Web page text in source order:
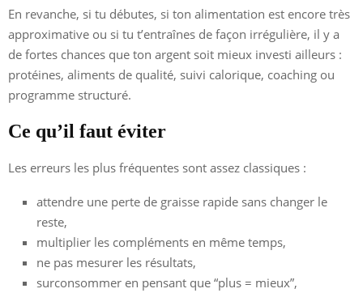
En revanche, si tu débutes, si ton alimentation est encore très
approximative ou si tu t’entraînes de façon irrégulière, il y a
de fortes chances que ton argent soit mieux investi ailleurs :
protéines, aliments de qualité, suivi calorique, coaching ou
programme structuré.
Ce qu’il faut éviter
Les erreurs les plus fréquentes sont assez classiques :
attendre une perte de graisse rapide sans changer le
reste,
multiplier les compléments en même temps,
ne pas mesurer les résultats,
surconsommer en pensant que “plus = mieux”,